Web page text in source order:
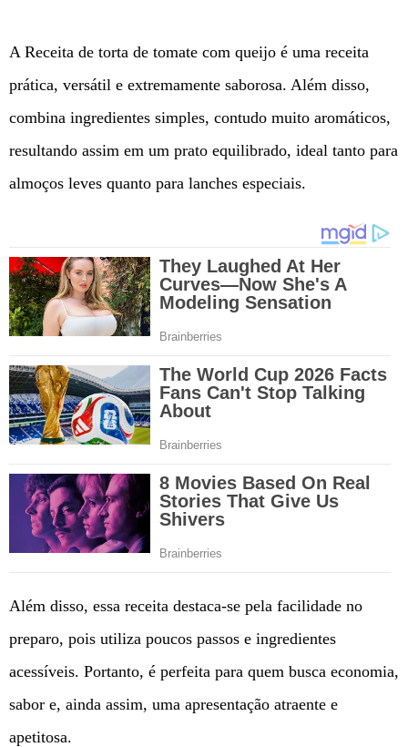
A Receita de torta de tomate com queijo é uma receita
prática, versátil e extremamente saborosa. Além disso,
combina ingredientes simples, contudo muito aromáticos,
resultando assim em um prato equilibrado, ideal tanto para
almoços leves quanto para lanches especiais.
Além disso, essa receita destaca-se pela facilidade no
preparo, pois utiliza poucos passos e ingredientes
acessíveis. Portanto, é perfeita para quem busca economia,
sabor e, ainda assim, uma apresentação atraente e
apetitosa.